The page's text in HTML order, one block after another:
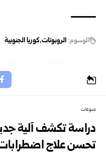
الوسوم: الروبوتات كوريا الجنوبية
منوعات
دراسة تكشف آلية
تحسن علاج